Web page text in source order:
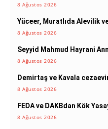
8 Ağustos 2026
Yüceer, Muratlıda Alevilik
8 Ağustos 2026
Seyyid Mahmud Hayrani
8 Ağustos 2026
Demirtaş ve Kavala
8 Ağustos 2026
FEDA ve DAKBdan Kök
8 Ağustos 2026